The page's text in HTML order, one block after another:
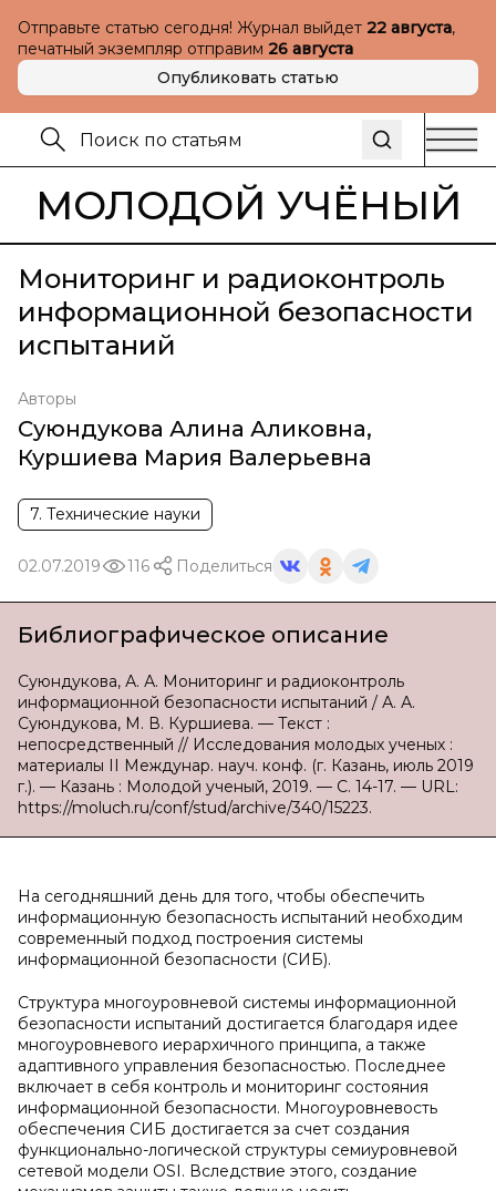
Отправьте статью сегодня! Журнал выйдет 22 августа,
печатный экземпляр отправим 26 августа
Опубликовать статью
МОЛОДОЙ УЧЁНЫЙ
Мониторинг и радиоконтроль
информационной безопасности
испытаний
Авторы
Суюндукова Алина Аликовна,
Куршиева Мария Валерьевна
7. Технические науки
02.07.2019 116 Поделиться
Библиографическое описание
Суюндукова, А. А. Мониторинг и радиоконтроль
информационной безопасности испытаний / А. А.
Суюндукова, М. В. Куршиева. — Текст :
непосредственный // Исследования молодых ученых :
материалы II Междунар. науч. конф. (г. Казань, июль 2019
г.). — Казань : Молодой ученый, 2019. — С. 14-17. — URL:
https://moluch.ru/conf/stud/archive/340/15223.
На сегодняшний день для того, чтобы обеспечить
информационную безопасность испытаний необходим
современный подход построения системы
информационной безопасности (СИБ).
Структура многоуровневой системы информационной
безопасности испытаний достигается благодаря идее
многоуровневого иерархичного принципа, а также
адаптивного управления безопасностью. Последнее
включает в себя контроль и мониторинг состояния
информационной безопасности. Многоуровневость
обеспечения СИБ достигается за счет создания
функционально-логической структуры семиуровневой
сетевой модели OSI. Вследствие этого, создание